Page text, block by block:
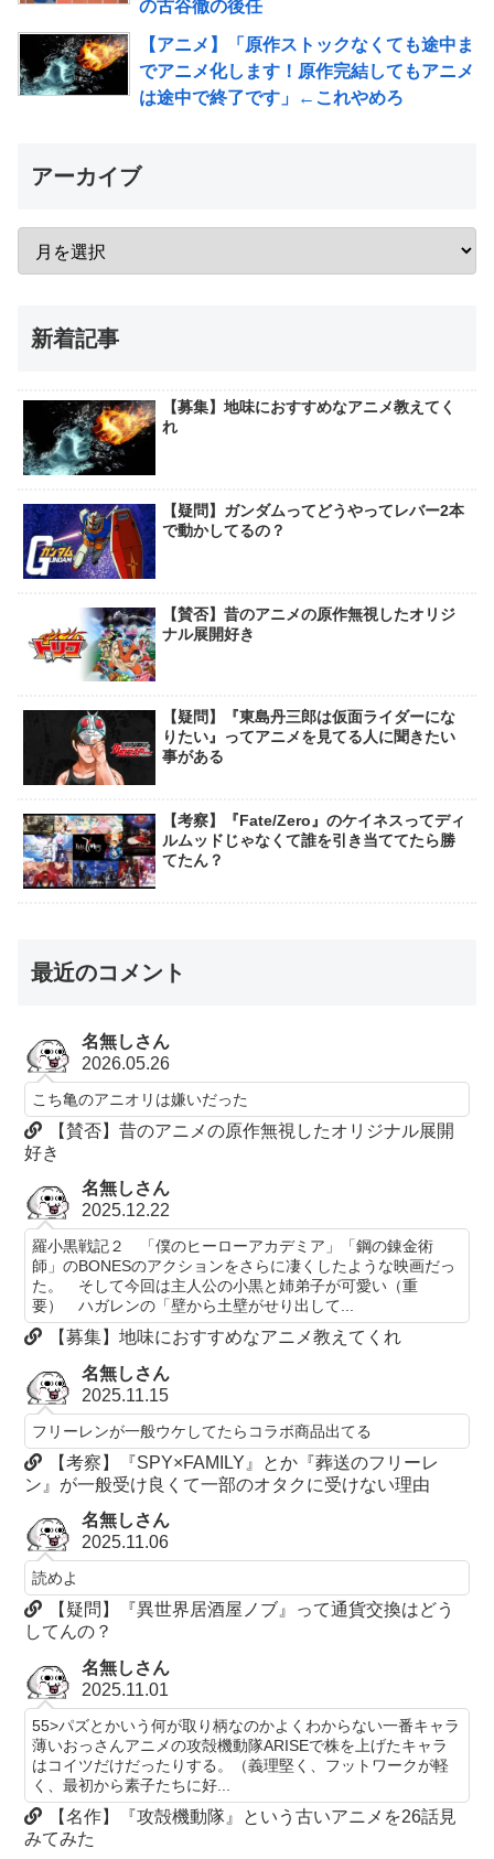
の古谷徹の後任
【アニメ】「原作ストックなくても途中ま
でアニメ化します！原作完結してもアニメ
は途中で終了です」←これやめろ
アーカイブ
新着記事
【募集】地味におすすめなアニメ教えてく
れ
【疑問】ガンダムってどうやってレバー2本
で動かしてるの？
【賛否】昔のアニメの原作無視したオリジ
ナル展開好き
【疑問】『東島丹三郎は仮面ライダーにな
りたい』ってアニメを見てる人に聞きたい
事がある
【考察】『Fate/Zero』のケイネスってディ
ルムッドじゃなくて誰を引き当ててたら勝
てたん？
最近のコメント
名無しさん
2026.05.26
こち亀のアニオリは嫌いだった
【賛否】昔のアニメの原作無視したオリジナル展開
好き
名無しさん
2025.12.22
羅小黒戦記２ 「僕のヒーローアカデミア」「鋼の錬金術
師」のBONESのアクションをさらに凄くしたような映画だっ
た。 そして今回は主人公の小黒と姉弟子が可愛い（重
要） ハガレンの「壁から土壁がせり出して...
【募集】地味におすすめなアニメ教えてくれ
名無しさん
2025.11.15
フリーレンが一般ウケしてたらコラボ商品出てる
【考察】『SPY×FAMILY』とか『葬送のフリーレ
ン』が一般受け良くて一部のオタクに受けない理由
名無しさん
2025.11.06
読めよ
【疑問】『異世界居酒屋ノブ』って通貨交換はどう
してんの？
名無しさん
2025.11.01
55>パズとかいう何が取り柄なのかよくわからない一番キャラ
薄いおっさんアニメの攻殻機動隊ARISEで株を上げたキャラ
はコイツだけだったりする。（義理堅く、フットワークが軽
く、最初から素子たちに好...
【名作】『攻殻機動隊』という古いアニメを26話見
みてみた